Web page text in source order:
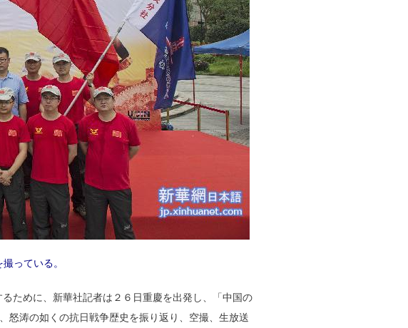
っている。
ために、新華社記者は２６日重慶を出発し、「中国の
怒涛の如くの抗日戦争歴史を振り返り、空撮、生放送